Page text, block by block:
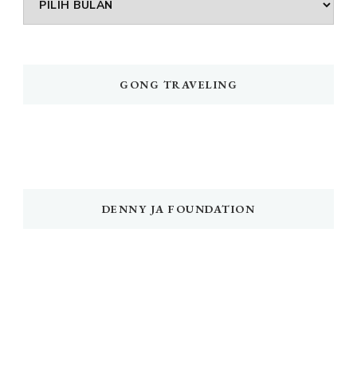
GONG TRAVELING
DENNY JA FOUNDATION